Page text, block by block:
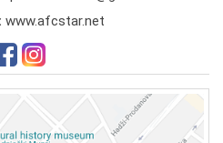
www.afcstar.net